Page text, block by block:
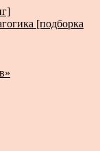
[подборка